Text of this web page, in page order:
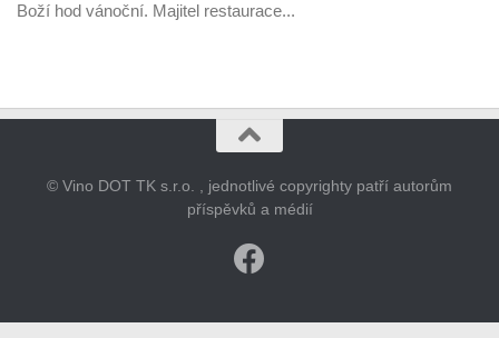
Boží hod vánoční. Majitel restaurace...
© Vino DOT TK s.r.o. , jednotlivé copyrighty patří autorům
příspěvků a médií